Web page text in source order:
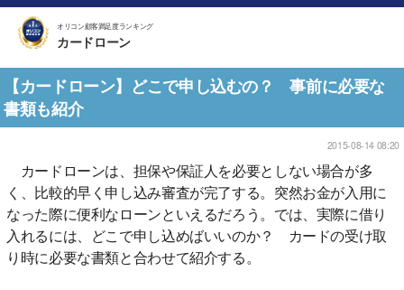
オリコン顧客満足度ランキング
カードローン
【カードローン】どこで申し込むの？ 事前に必要な
書類も紹介
2015-08-14 08:20
カードローンは、担保や保証人を必要としない場合が多
く、比較的早く申し込み審査が完了する。突然お金が入用に
なった際に便利なローンといえるだろう。では、実際に借り
入れるには、どこで申し込めばいいのか？ カードの受け取
り時に必要な書類と合わせて紹介する。